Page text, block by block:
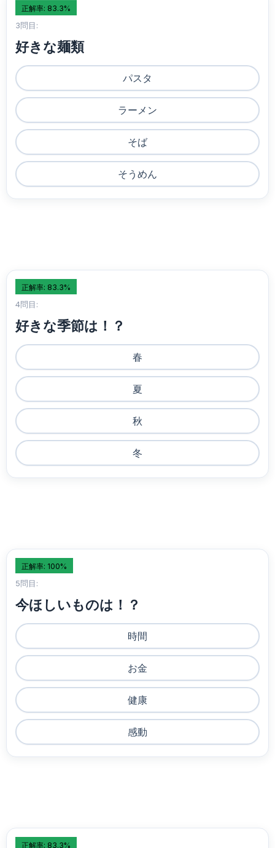
正解率: 83.3%
3問目:
好きな麺類
パスタ
ラーメン
そば
そうめん
正解率: 83.3%
4問目:
好きな季節は！？
春
夏
秋
冬
正解率: 100%
5問目:
今ほしいものは！？
時間
お金
健康
感動
正解率: 83.3%